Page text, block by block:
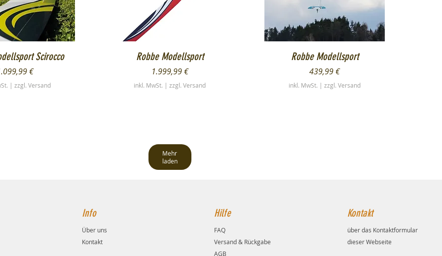
Scirocco
€
|zzgl. Versand
Schnellansicht
Robbe Modellsport
Preis
1.999,99 €
inkl. MwSt. |zzgl. Versand
Schnellansicht
Robbe Modellsport
Preis
439,99 €
inkl. MwSt. |zzgl. Versand
Mehr
laden
Info
Über uns
Kontakt
Hilfe
FAQ
Versand & Rückgabe
AGB
Kontakt
über das Kontaktformular
dieser Webseite